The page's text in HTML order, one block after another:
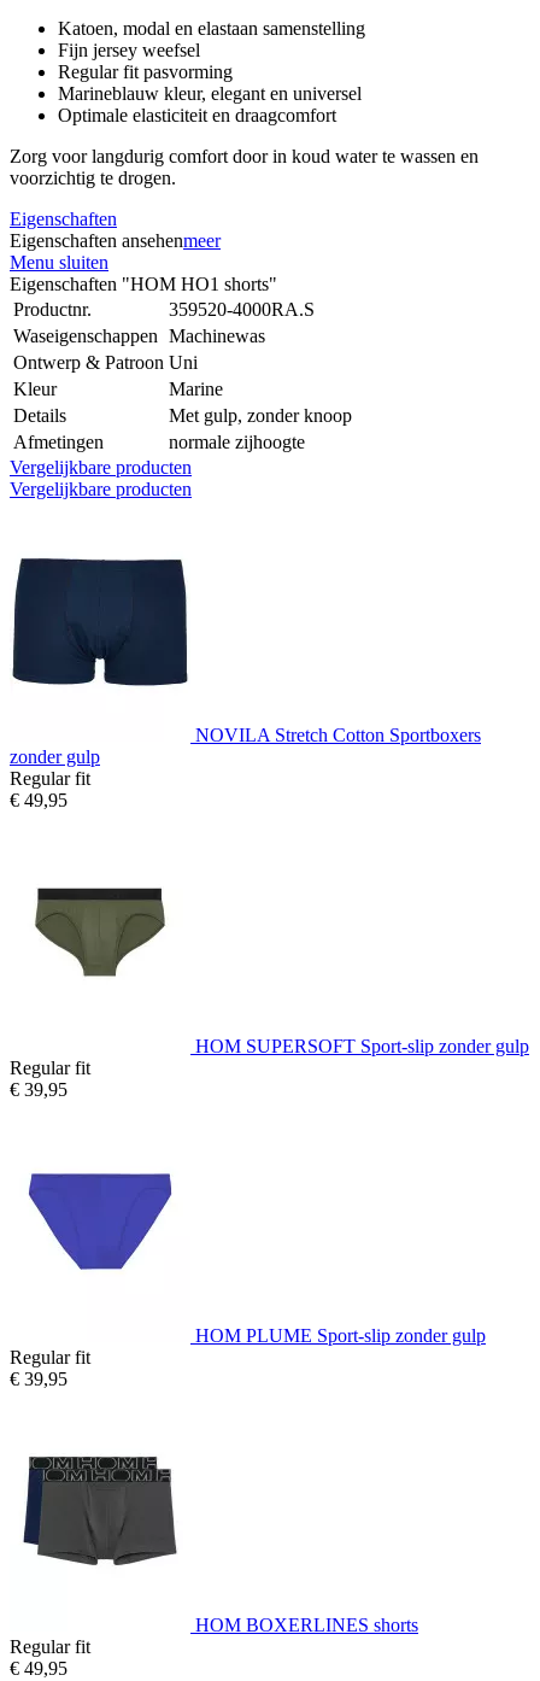
Katoen, modal en elastaan samenstelling
Fijn jersey weefsel
Regular fit pasvorming
Marineblauw kleur, elegant en universel
Optimale elasticiteit en draagcomfort
Zorg voor langdurig comfort door in koud water te wassen en
voorzichtig te drogen.
Eigenschaften
Eigenschaften ansehenmeer
Menu sluiten
Eigenschaften "HOM HO1 shorts"
Productnr.
359520-4000RA.S
Waseigenschappen Machinewas
Ontwerp & Patroon Uni
Kleur
Marine
Details
Met gulp, zonder knoop
Afmetingen
normale zijhoogte
Vergelijkbare producten
Vergelijkbare producten
NOVILA Stretch Cotton Sportboxers
zonder gulp
Regular fit
€ 49,95
HOM SUPERSOFT Sport-slip zonder gulp
Regular fit
€ 39,95
HOM PLUME Sport-slip zonder gulp
Regular fit
€ 39,95
HOM BOXERLINES shorts
Regular fit
€ 49,95